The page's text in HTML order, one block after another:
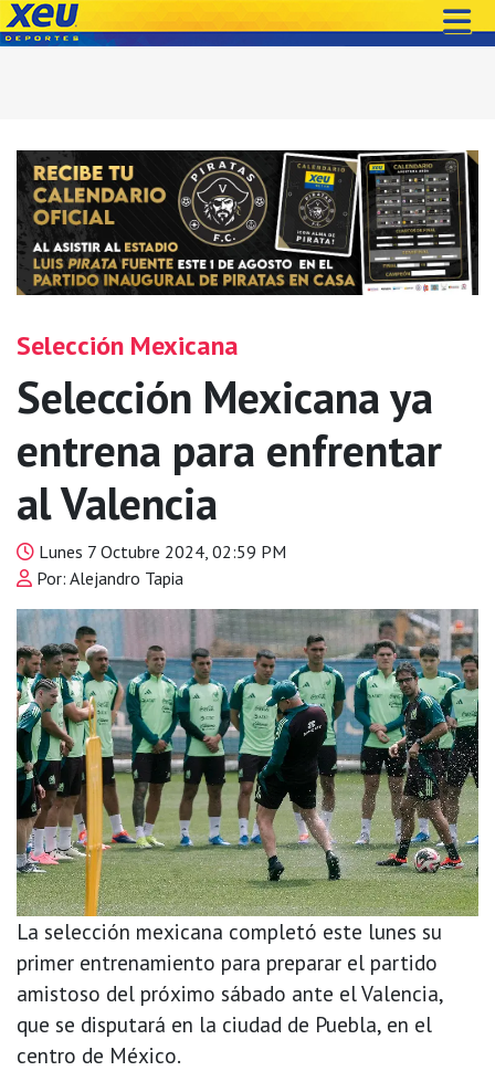
Selección Mexicana
Selección Mexicana ya
entrena para enfrentar
al Valencia
Lunes 7 Octubre 2024, 02:59 PM
Por: Alejandro Tapia
La selección mexicana completó este lunes su
primer entrenamiento para preparar el partido
amistoso del próximo sábado ante el Valencia,
que se disputará en la ciudad de Puebla, en el
centro de México.